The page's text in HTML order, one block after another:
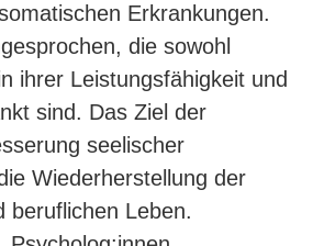
Erkrankungen.
die sowohl
ihrer Leistungsfähigkeit und
sind. Das Ziel der
seelischer
Wiederherstellung der
beruflichen Leben.